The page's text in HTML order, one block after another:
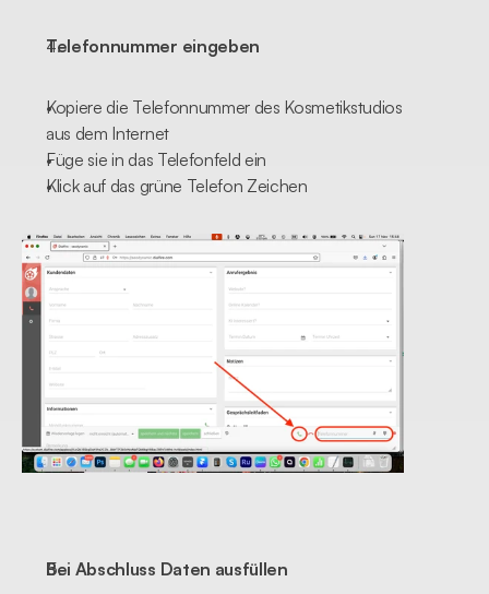
Telefonnummer eingeben
Kopiere die Telefonnummer des Kosmetikstudios
aus dem Internet
Füge sie in das Telefonfeld ein
Klick auf das grüne Telefon Zeichen
Bei Abschluss Daten ausfüllen